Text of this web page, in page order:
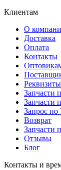
Клиентам
О
Доставка
Оплата
Контакты
Реквизиты
Запчасти
Запчасти
Запрос по
Возврат
Запчасти
Отзывы
Блог
Контакты и